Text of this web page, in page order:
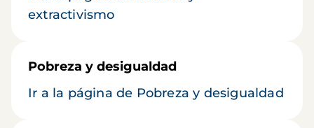
extractivismo
Pobreza y desigualdad
Ir a la página de Pobreza y desigualdad